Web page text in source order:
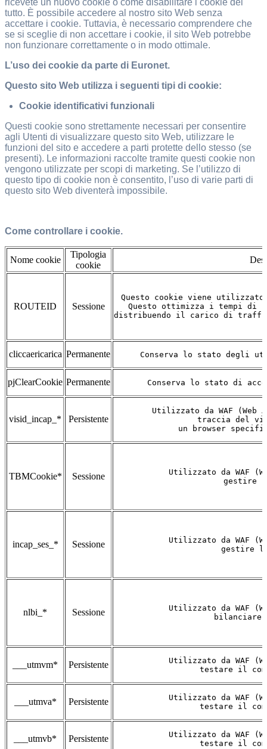
ricevete un nuovo cookie o come disabilitare i cookie del
tutto. È possibile accedere al nostro sito Web senza
accettare i cookie. Tuttavia, è necessario comprendere che
se si sceglie di non accettare i cookie, il sito Web potrebbe
non funzionare correttamente o in modo ottimale.
L’uso dei cookie da parte di Euronet.
Questo sito Web utilizza i seguenti tipi di cookie:
Cookie identificativi funzionali
Questi cookie sono strettamente necessari per consentire
agli Utenti di visualizzare questo sito Web, utilizzare le
funzioni del sito e accedere a parti protette dello stesso (se
presenti). Le informazioni raccolte tramite questi cookie non
vengono utilizzate per scopi di marketing. Se l’utilizzo di
questo tipo di cookie non è consentito, l’uso di varie parti di
questo sito Web diventerà impossibile.
Come controllare i cookie.
Nome cookie
Tipologia
cookie
ROUTEID Sessione
Questo cookie viene
Questo ottimizza i tempi
distribuendo il carico di
cliccaericarica Permanente Conserva lo stato degli
pjClearCookie Permanente Conserva lo stato di
visid_incap_* Persistente
Utilizzato da WAF
traccia del
un browser
TBMCookie* Sessione
Utilizzato da WAF
gestire
incap_ses_* Sessione
Utilizzato da WAF
gestire
nlbi_* Sessione
Utilizzato da WAF
bilanciare
___utmvm* Persistente
Utilizzato da WAF
testare il
___utmva* Persistente
Utilizzato da WAF
testare il
___utmvb* Persistente
Utilizzato da WAF
testare il